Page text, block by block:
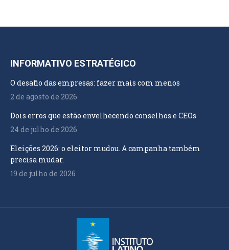
INFORMATIVO ESTRATÉGICO
O desafio das empresas: fazer mais com menos
2 de agosto de 2026
Dois erros que estão envelhecendo conselhos e CEOs
24 de julho de 2026
Eleições 2026: o eleitor mudou. A campanha também
precisa mudar.
19 de julho de 2026